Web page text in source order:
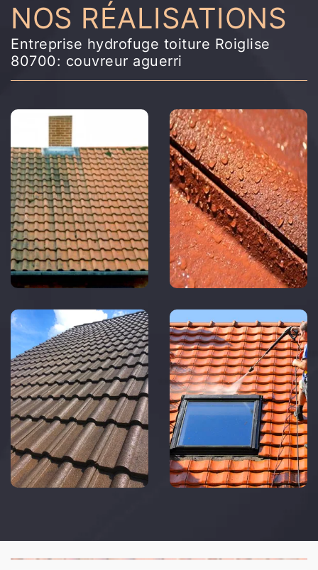
NOS RÉALISATIONS
Entreprise hydrofuge toiture Roiglise
80700: couvreur aguerri